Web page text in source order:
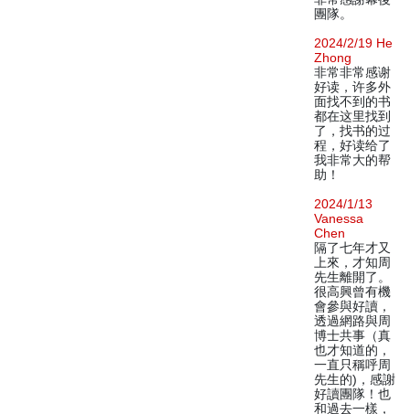
團隊。
2024/2/19 He
Zhong
非常非常感谢
好读，许多外
面找不到的书
都在这里找到
了，找书的过
程，好读给了
我非常大的帮
助！
2024/1/13
Vanessa
Chen
隔了七年才又
上來，才知周
先生離開了。
很高興曾有機
會參與好讀，
透過網路與周
博士共事（真
也才知道的，
一直只稱呼周
先生的)，感謝
好讀團隊！也
和過去一樣，